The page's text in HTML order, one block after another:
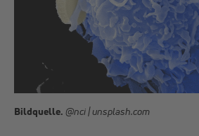
Bildquelle. @nci | unsplash.com